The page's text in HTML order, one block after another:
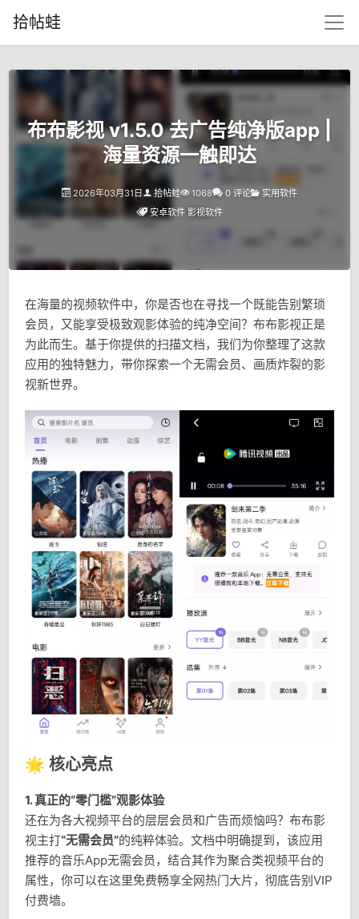
拾帖蛙
布布影视 v1.5.0 去广告纯净版app |
海量资源一触即达
2026年03月31日 拾帖蛙 1068 0 评论
实用软件
安卓软件 影视软件
在海量的视频软件中，你是否也在寻找一个既能告别繁琐
会员，又能享受极致观影体验的纯净空间？布布影视正是
为此而生。基于你提供的扫描文档，我们为你整理了这款
应用的独特魅力，带你探索一个无需会员、画质炸裂的影
视新世界。
🌟 核心亮点
1. 真正的“零门槛”观影体验
还在为各大视频平台的层层会员和广告而烦恼吗？布布影
视主打“无需会员”的纯粹体验。文档中明确提到，该应用
推荐的音乐App无需会员，结合其作为聚合类视频平台的
属性，你可以在这里免费畅享全网热门大片，彻底告别VIP
付费墙。